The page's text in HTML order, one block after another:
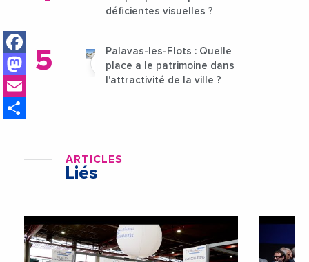
Facebook
Mastodon
déficientes visuelles ?
Palavas-les-Flots : Quelle
place a le patrimoine dans
l'attractivité de la ville ?
ARTICLES
Liés